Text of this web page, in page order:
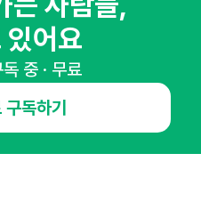
터
있어요
중 · 무료
독하기